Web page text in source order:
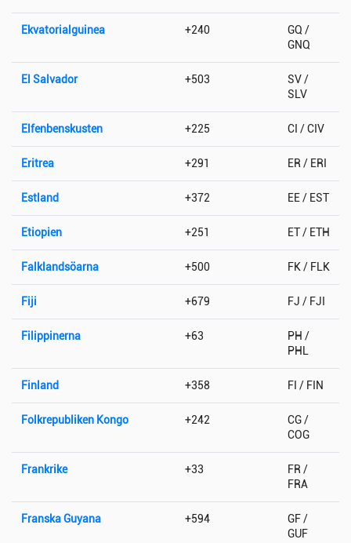
Ekvatorialguinea +240
GQ /
GNQ
El Salvador +503
SV /
SLV
Elfenbenskusten +225 CI / CIV
Eritrea +291 ER / ERI
Estland +372 EE / EST
Etiopien +251 ET / ETH
Falklandsöarna +500 FK / FLK
Fiji +679 FJ / FJI
Filippinerna +63
PH /
PHL
Finland +358 FI / FIN
Folkrepubliken Kongo +242
CG /
COG
Frankrike +33
FR /
FRA
Franska Guyana +594
GF /
GUF